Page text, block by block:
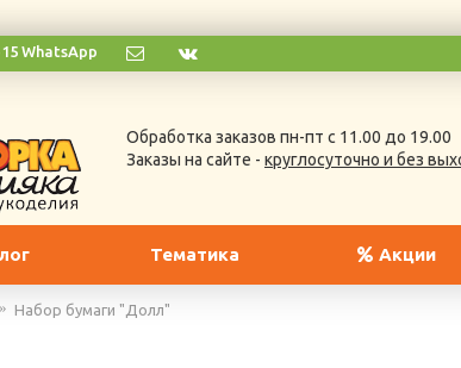
WhatsApp
Обработка заказов пн-пт с 11.00 до 19.00
Заказы на сайте - круглосуточно и без
Тематика Акции
Набор бумаги "Долл"